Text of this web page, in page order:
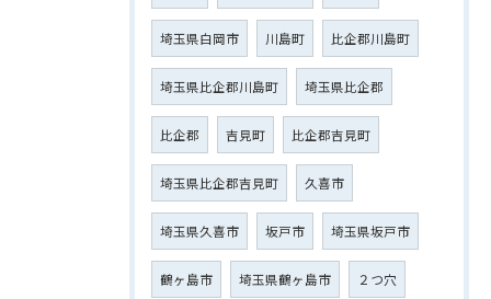
埼玉県白岡市 川島町 比企郡川島町
埼玉県比企郡川島町 埼玉県比企郡
比企郡 吉見町 比企郡吉見町
埼玉県比企郡吉見町 久喜市
埼玉県久喜市 坂戸市 埼玉県坂戸市
鶴ヶ島市 埼玉県鶴ヶ島市 ２つ穴